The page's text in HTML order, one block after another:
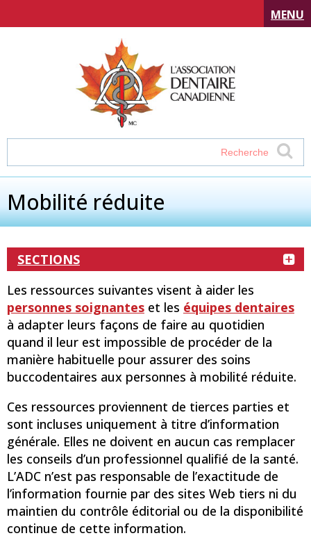
MENU
Mobilité réduite
SECTIONS
Les ressources suivantes visent à aider les
personnes soignantes et les équipes dentaires
à adapter leurs façons de faire au quotidien
quand il leur est impossible de procéder de la
manière habituelle pour assurer des soins
buccodentaires aux personnes à mobilité réduite.
Ces ressources proviennent de tierces parties et
sont incluses uniquement à titre d’information
générale. Elles ne doivent en aucun cas remplacer
les conseils d’un professionnel qualifié de la santé.
L’ADC n’est pas responsable de l’exactitude de
l’information fournie par des sites Web tiers ni du
maintien du contrôle éditorial ou de la disponibilité
continue de cette information.